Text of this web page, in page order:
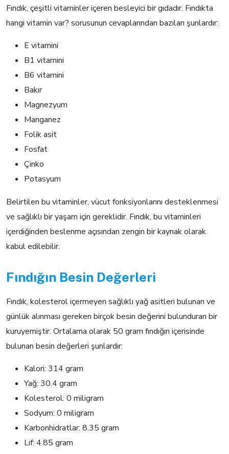
Fındık, çeşitli vitaminler içeren besleyici bir gıdadır. Fındıkta
hangi vitamin var? sorusunun cevaplarından bazıları şunlardır:
E vitamini
B1 vitamini
B6 vitamini
Bakır
Magnezyum
Manganez
Folik asit
Fosfat
Çinko
Potasyum
Belirtilen bu vitaminler, vücut fonksiyonlarını desteklenmesi
ve sağlıklı bir yaşam için gereklidir. Fındık, bu vitaminleri
içerdiğinden beslenme açısından zengin bir kaynak olarak
kabul edilebilir.
Fındığın Besin Değerleri
Fındık, kolesterol içermeyen sağlıklı yağ asitleri bulunan ve
günlük alınması gereken birçok besin değerini bulunduran bir
kuruyemiştir. Ortalama olarak 50 gram fındığın içerisinde
bulunan besin değerleri şunlardır:
Kalori: 314 gram
Yağ: 30.4 gram
Kolesterol: 0 miligram
Sodyum: 0 miligram
Karbonhidratlar: 8.35 gram
Lif: 4.85 gram